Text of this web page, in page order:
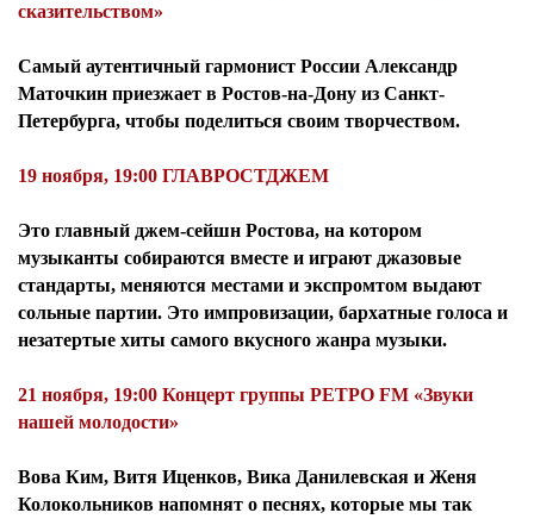
сказительством»
Самый аутентичный гармонист России Александр
Маточкин приезжает в Ростов-на-Дону из Санкт-
Петербурга, чтобы поделиться своим творчеством.
19 ноября, 19:00 ГЛАВРОСТДЖЕМ
Это главный джем-сейшн Ростова, на котором
музыканты собираются вместе и играют джазовые
стандарты, меняются местами и экспромтом выдают
сольные партии. Это импровизации, бархатные голоса и
незатертые хиты самого вкусного жанра музыки.
21 ноября, 19:00 Концерт группы РЕТРО FM «Звуки
нашей молодости»
Вова Ким, Витя Иценков, Вика Данилевская и Женя
Колокольников напомнят о песнях, которые мы так